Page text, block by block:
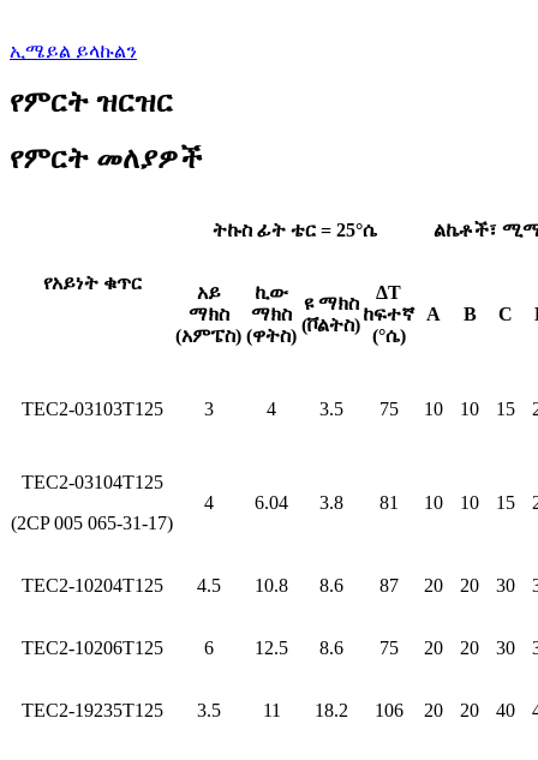
ኢሜይል ይላኩልን
የምርት ዝርዝር
የምርት መለያዎች
የአይነት ቁጥር
ትኩስ ፊት ቴር = 25°ሴ ልኬቶች፣
አይ
ማክስ
(አምፔስ)
ኪው
ማክስ
(ዋትስ)
ዩ ማክስ
(ቮልትስ)
ΔT
ከፍተኛ
(°ሴ)
A B C
TEC2-03103T125 3 4 3.5 75 10 10 15
TEC2-03104T125
(2CP 005 065-31-17)
4 6.04 3.8 81 10 10 15
TEC2-10204T125 4.5 10.8 8.6 87 20 20 30
TEC2-10206T125 6 12.5 8.6 75 20 20 30
TEC2-19235T125 3.5 11 18.2 106 20 20 40